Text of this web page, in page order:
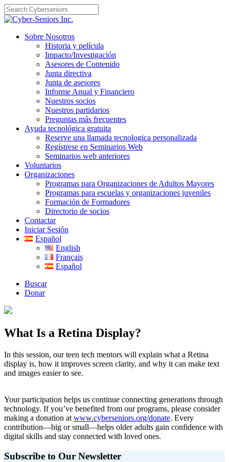
Skip
to
content
Sobre Nosotros
Historia y película
Impacto/Investigación
Asesores de Contenido
Junta directiva
Junta de asesores
Informe Anual y Financiero
Nuestros socios
Nuestros partidarios
Preguntas más frecuentes
Ayuda tecnológica gratuita
Reserve una llamada tecnologica personalizada
Regístrese en Seminarios Web
Seminarios web anteriores
Voluntarios
Organizaciones
Programas para Organizaciones de Adultos Mayores
Programas para escuelas y organizaciones juveniles
Formación de Formadores
Directorio de socios
Contactar
Iniciar Sesión
Español
English
Français
Español
Buscar
Donar
What Is a Retina Display?
In this session, our teen tech mentors will explain what a Retina
display is, how it improves screen clarity, and why it can make text
and images easier to see.
Your participation helps us continue connecting generations through
technology. If you’ve benefited from our programs, please consider
making a donation at www.cyberseniors.org/donate. Every
contribution—big or small—helps older adults gain confidence with
digital skills and stay connected with loved ones.
Subscribe to Our Newsletter